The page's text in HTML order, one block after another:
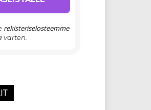
rekisteriselosteemme
varten.